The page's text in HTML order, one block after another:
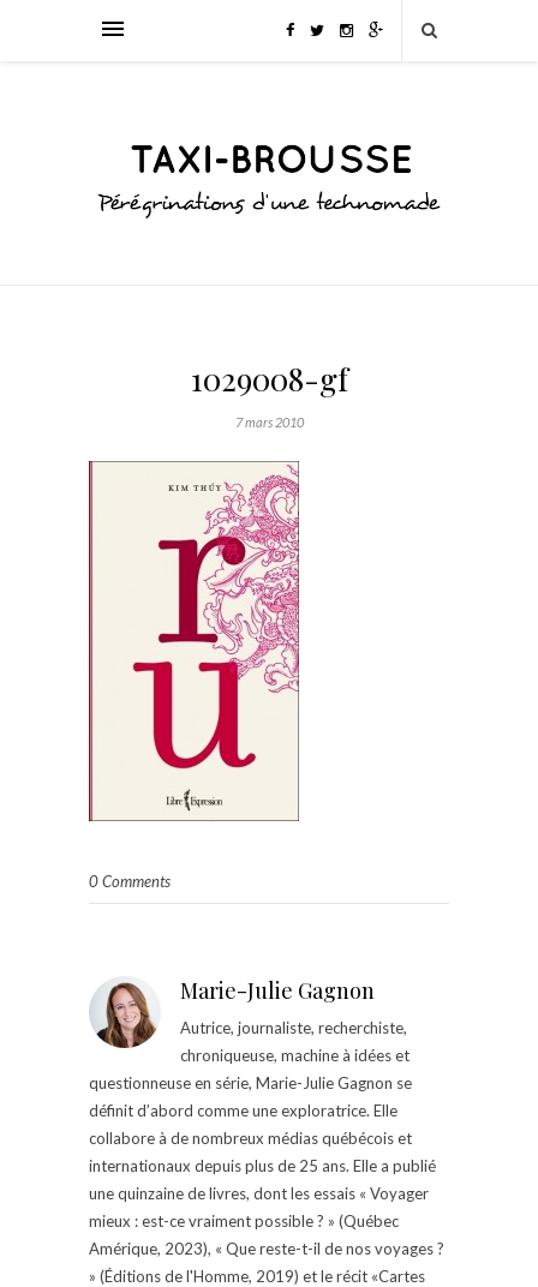
1029008-gf
7 mars 2010
0 Comments
Marie-Julie Gagnon
Autrice, journaliste, recherchiste,
chroniqueuse, machine à idées et
questionneuse en série, Marie-Julie Gagnon se
définit d’abord comme une exploratrice. Elle
collabore à de nombreux médias québécois et
internationaux depuis plus de 25 ans. Elle a publié
une quinzaine de livres, dont les essais « Voyager
mieux : est-ce vraiment possible ? » (Québec
Amérique, 2023), « Que reste-t-il de nos voyages ?
» (Éditions de l'Homme, 2019) et le récit «Cartes